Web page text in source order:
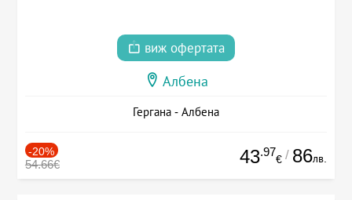
виж офертата
Албена
Гергана - Албена
-20%
54.66€ 43.97
€ / 86лв.